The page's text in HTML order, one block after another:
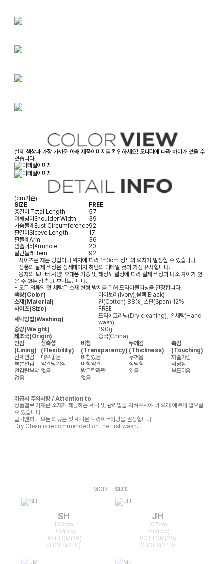
실제 색상과 가장 가까운 아래 제품이미지를 확인하세요! 모니터에 따라 차이가 있을 수
있습니다.
(cm기준)
SIZE
FREE
총길이 Total Length
57
어깨넓이Shoulder Width
39
가슴둘레Bust Circumference92
팔길이Sleeve Length
17
팔둘레Arm
36
암홀너비Armhole
20
밑단둘레Hem
92
- 사이즈는 재는 방법이나 위치에 따라 1~3cm 정도의 오차가 발생할 수 있습니다.
- 상품의 실제 색상은 상세페이지 하단의 디테일 컷과 가장 유사합니다.
- 용자의 모니터 사양, 휴대폰 기종 및 해상도 설정에 따라 실제 색상과 다소 차이가 있
을 수 있는 점 참고 부탁드립니다.
- 모든 의류의 첫 세탁은 소재 변형 방지를 위해 드라이클리닝을 권장합니다.
색상(Color)
아이보리(Ivory),블랙(Black)
소재(Material)
면(Cotton) 88%, 스판(Span) 12%
사이즈(Size)
FREE
세탁방법(Washing)
드라이크리닝(Dry cleaning), 손세탁(Hand
wash)
중량(Weight)
190g
제조국(Origin)
중국(China)
안감
(Lining)
신축성
(Flexibility)
비침
(Transparency)
두께감
(Thickness)
촉감
(Touching)
전체안감
매우좋음 비침있음 두꺼움
까슬거림
부분안감
약간당겨짐 비침약간 적당함
적당함
안감탈부착 없음 밝은칼라만 얇음
부드러움
없음
없음
취급시 주의사항 / Attention to
상품별로 기재된 소재에 해당하는 세탁 및 관리법을 지켜주셔야 더 오래 예쁘게 입으실
수 있습니다.
클릭앤퍼니 모든 의류는 첫 세탁은 드라이크리닝을 권장합니다.
Dry Clean is recommended on the first wash.
MODEL SIZE
SH
163cm
TOP(55)
BOTTOM(26)
SHOES(240)
JH
167cm
TOP(55)
BOTTOM(26)
SHOES(240)